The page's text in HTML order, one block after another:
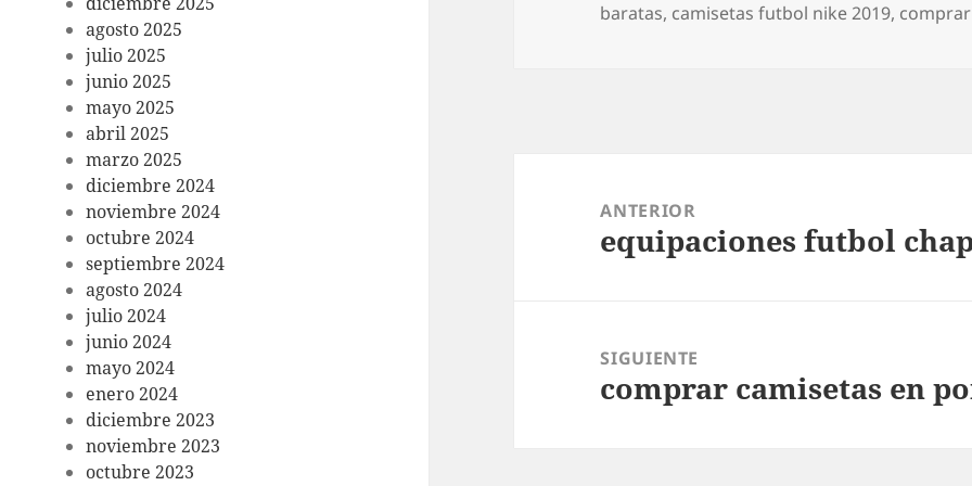
agosto 2025
julio 2025
junio 2025
mayo 2025
abril 2025
marzo 2025
diciembre 2024
noviembre 2024
octubre 2024
septiembre 2024
agosto 2024
julio 2024
junio 2024
mayo 2024
enero 2024
diciembre 2023
noviembre 2023
octubre 2023
el
baratas, camisetas futbol nike 2019,
entradas
ANTERIOR
Entrada
equipaciones futbol
SIGUIENTE
Entrada
comprar camisetas en